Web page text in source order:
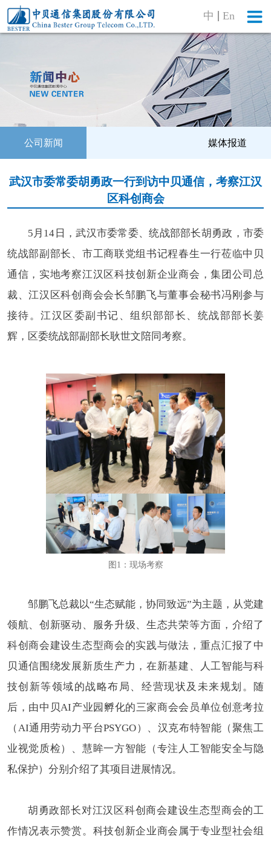
中 En
公司新闻 媒体报道
武汉市委常委胡勇政一行到访中贝通信，考察江汉
区科创商会
5月14日，武汉市委常委、统战部部长胡勇政，市委
统战部副部长、市工商联党组书记程春生一行莅临中贝
通信，实地考察江汉区科技创新企业商会，集团公司总
裁、江汉区科创商会会长邹鹏飞与董事会秘书冯刚参与
接待。江汉区委副书记、组织部部长、统战部部长姜
辉，区委统战部副部长耿世文陪同考察。
图1：现场考察
邹鹏飞总裁以“生态赋能，协同致远”为主题，从党建
领航、创新驱动、服务升级、生态共荣等方面，介绍了
科创商会建设生态型商会的实践与做法，重点汇报了中
贝通信围绕发展新质生产力，在新基建、人工智能与科
技创新等领域的战略布局、经营现状及未来规划。随
后，由中贝AI产业园孵化的三家商会会员单位创意考拉
（AI通用劳动力平台PSYGO）、汉克布特智能（聚焦工
业视觉质检）、慧眸一方智能（专注人工智能安全与隐
私保护）分别介绍了其项目进展情况。
胡勇政部长对江汉区科创商会建设生态型商会的工
作情况表示赞赏。科技创新企业商会属于专业型社会组